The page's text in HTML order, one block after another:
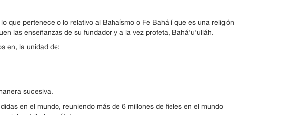
que pertenece o lo relativo al Bahaísmo o Fe Bahá’í que es una religión
las enseñanzas de su fundador y a la vez profeta, Bahá’u’ulláh.
en, la unidad de:
sucesiva.
en el mundo, reuniendo más de 6 millones de fieles en el mundo